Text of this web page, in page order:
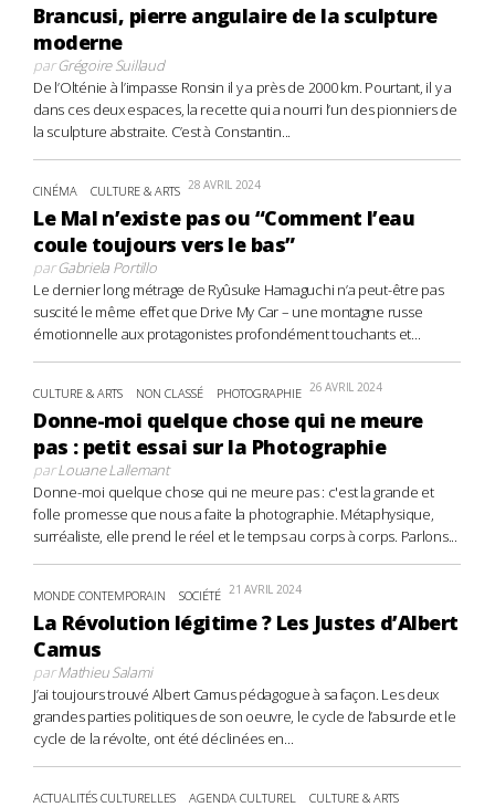
Brancusi, pierre angulaire de la sculpture
moderne
parGrégoire Suillaud
De l’Olténie à l’impasse Ronsin il y a près de 2000 km. Pourtant, il y a
dans ces deux espaces, la recette qui a nourri l’un des pionniers de
la sculpture abstraite. C’est à Constantin...
CINÉMA CULTURE & ARTS 28 AVRIL 2024
Le Mal n’existe pas ou “Comment l’eau
coule toujours vers le bas”
parGabriela Portillo
Le dernier long métrage de Ryûsuke Hamaguchi n’a peut-être pas
suscité le même effet que Drive My Car – une montagne russe
émotionnelle aux protagonistes profondément touchants et...
CULTURE & ARTS NON CLASSÉ PHOTOGRAPHIE 26 AVRIL 2024
Donne-moi quelque chose qui ne meure
pas : petit essai sur la Photographie
parLouane Lallemant
Donne-moi quelque chose qui ne meure pas : c'est la grande et
folle promesse que nous a faite la photographie. Métaphysique,
surréaliste, elle prend le réel et le temps au corps à corps. Parlons...
MONDE CONTEMPORAIN SOCIÉTÉ 21 AVRIL 2024
La Révolution légitime ? Les Justes d’Albert
Camus
parMathieu Salami
J’ai toujours trouvé Albert Camus pédagogue à sa façon. Les deux
grandes parties politiques de son oeuvre, le cycle de l’absurde et le
cycle de la révolte, ont été déclinées en...
ACTUALITÉS CULTURELLES AGENDA CULTUREL
CULTURE & ARTS